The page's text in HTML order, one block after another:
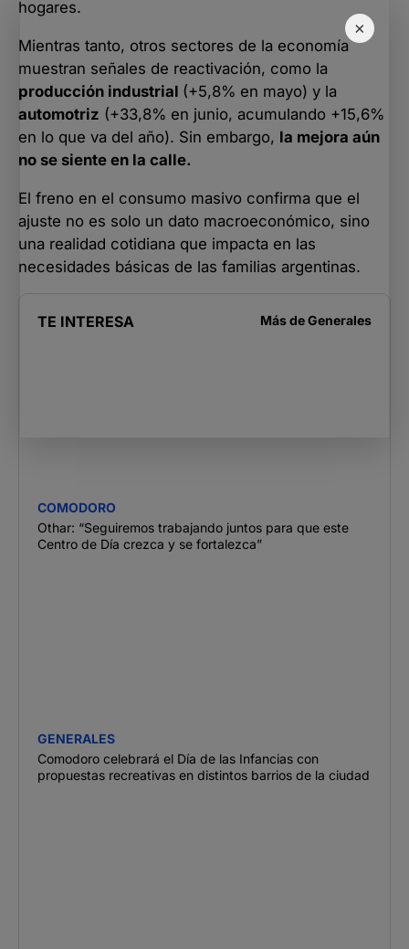
×
hogares.
Mientras tanto, otros sectores de la economía
muestran señales de reactivación, como la
producción industrial (+5,8% en mayo) y la
automotriz (+33,8% en junio, acumulando +15,6%
en lo que va del año). Sin embargo, la mejora aún
no se siente en la calle.
El freno en el consumo masivo confirma que el
ajuste no es solo un dato macroeconómico, sino
una realidad cotidiana que impacta en las
necesidades básicas de las familias argentinas.
TE INTERESA Más deGenerales
COMODORO
Othar: “Seguiremos trabajando juntos para que este
Centro de Día crezca y se fortalezca”
GENERALES
Comodoro celebrará el Día de las Infancias con
propuestas recreativas en distintos barrios de la ciudad